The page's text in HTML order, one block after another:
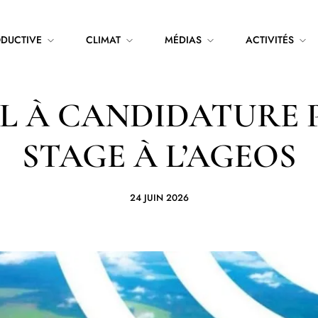
CLIMAT MÉDIAS ACTIVITÉS
À CANDIDATURE
STAGE À L’AGEOS
24 JUIN 2026